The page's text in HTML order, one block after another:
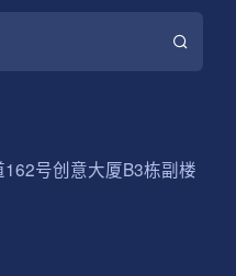
号创意大厦B3栋副楼